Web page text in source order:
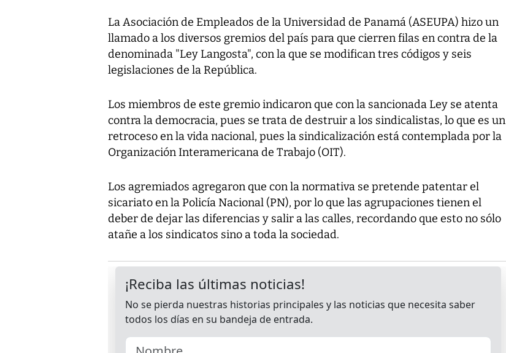
La Asociación de Empleados de la Universidad de Panamá (ASEUPA) hizo un
llamado a los diversos gremios del país para que cierren filas en contra de la
denominada "Ley Langosta", con la que se modifican tres códigos y seis
legislaciones de la República.
Los miembros de este gremio indicaron que con la sancionada Ley se atenta
contra la democracia, pues se trata de destruir a los sindicalistas, lo que es un
retroceso en la vida nacional, pues la sindicalización está contemplada por la
Organización Interamericana de Trabajo (OIT).
Los agremiados agregaron que con la normativa se pretende patentar el
sicariato en la Policía Nacional (PN), por lo que las agrupaciones tienen el
deber de dejar las diferencias y salir a las calles, recordando que esto no sólo
atañe a los sindicatos sino a toda la sociedad.